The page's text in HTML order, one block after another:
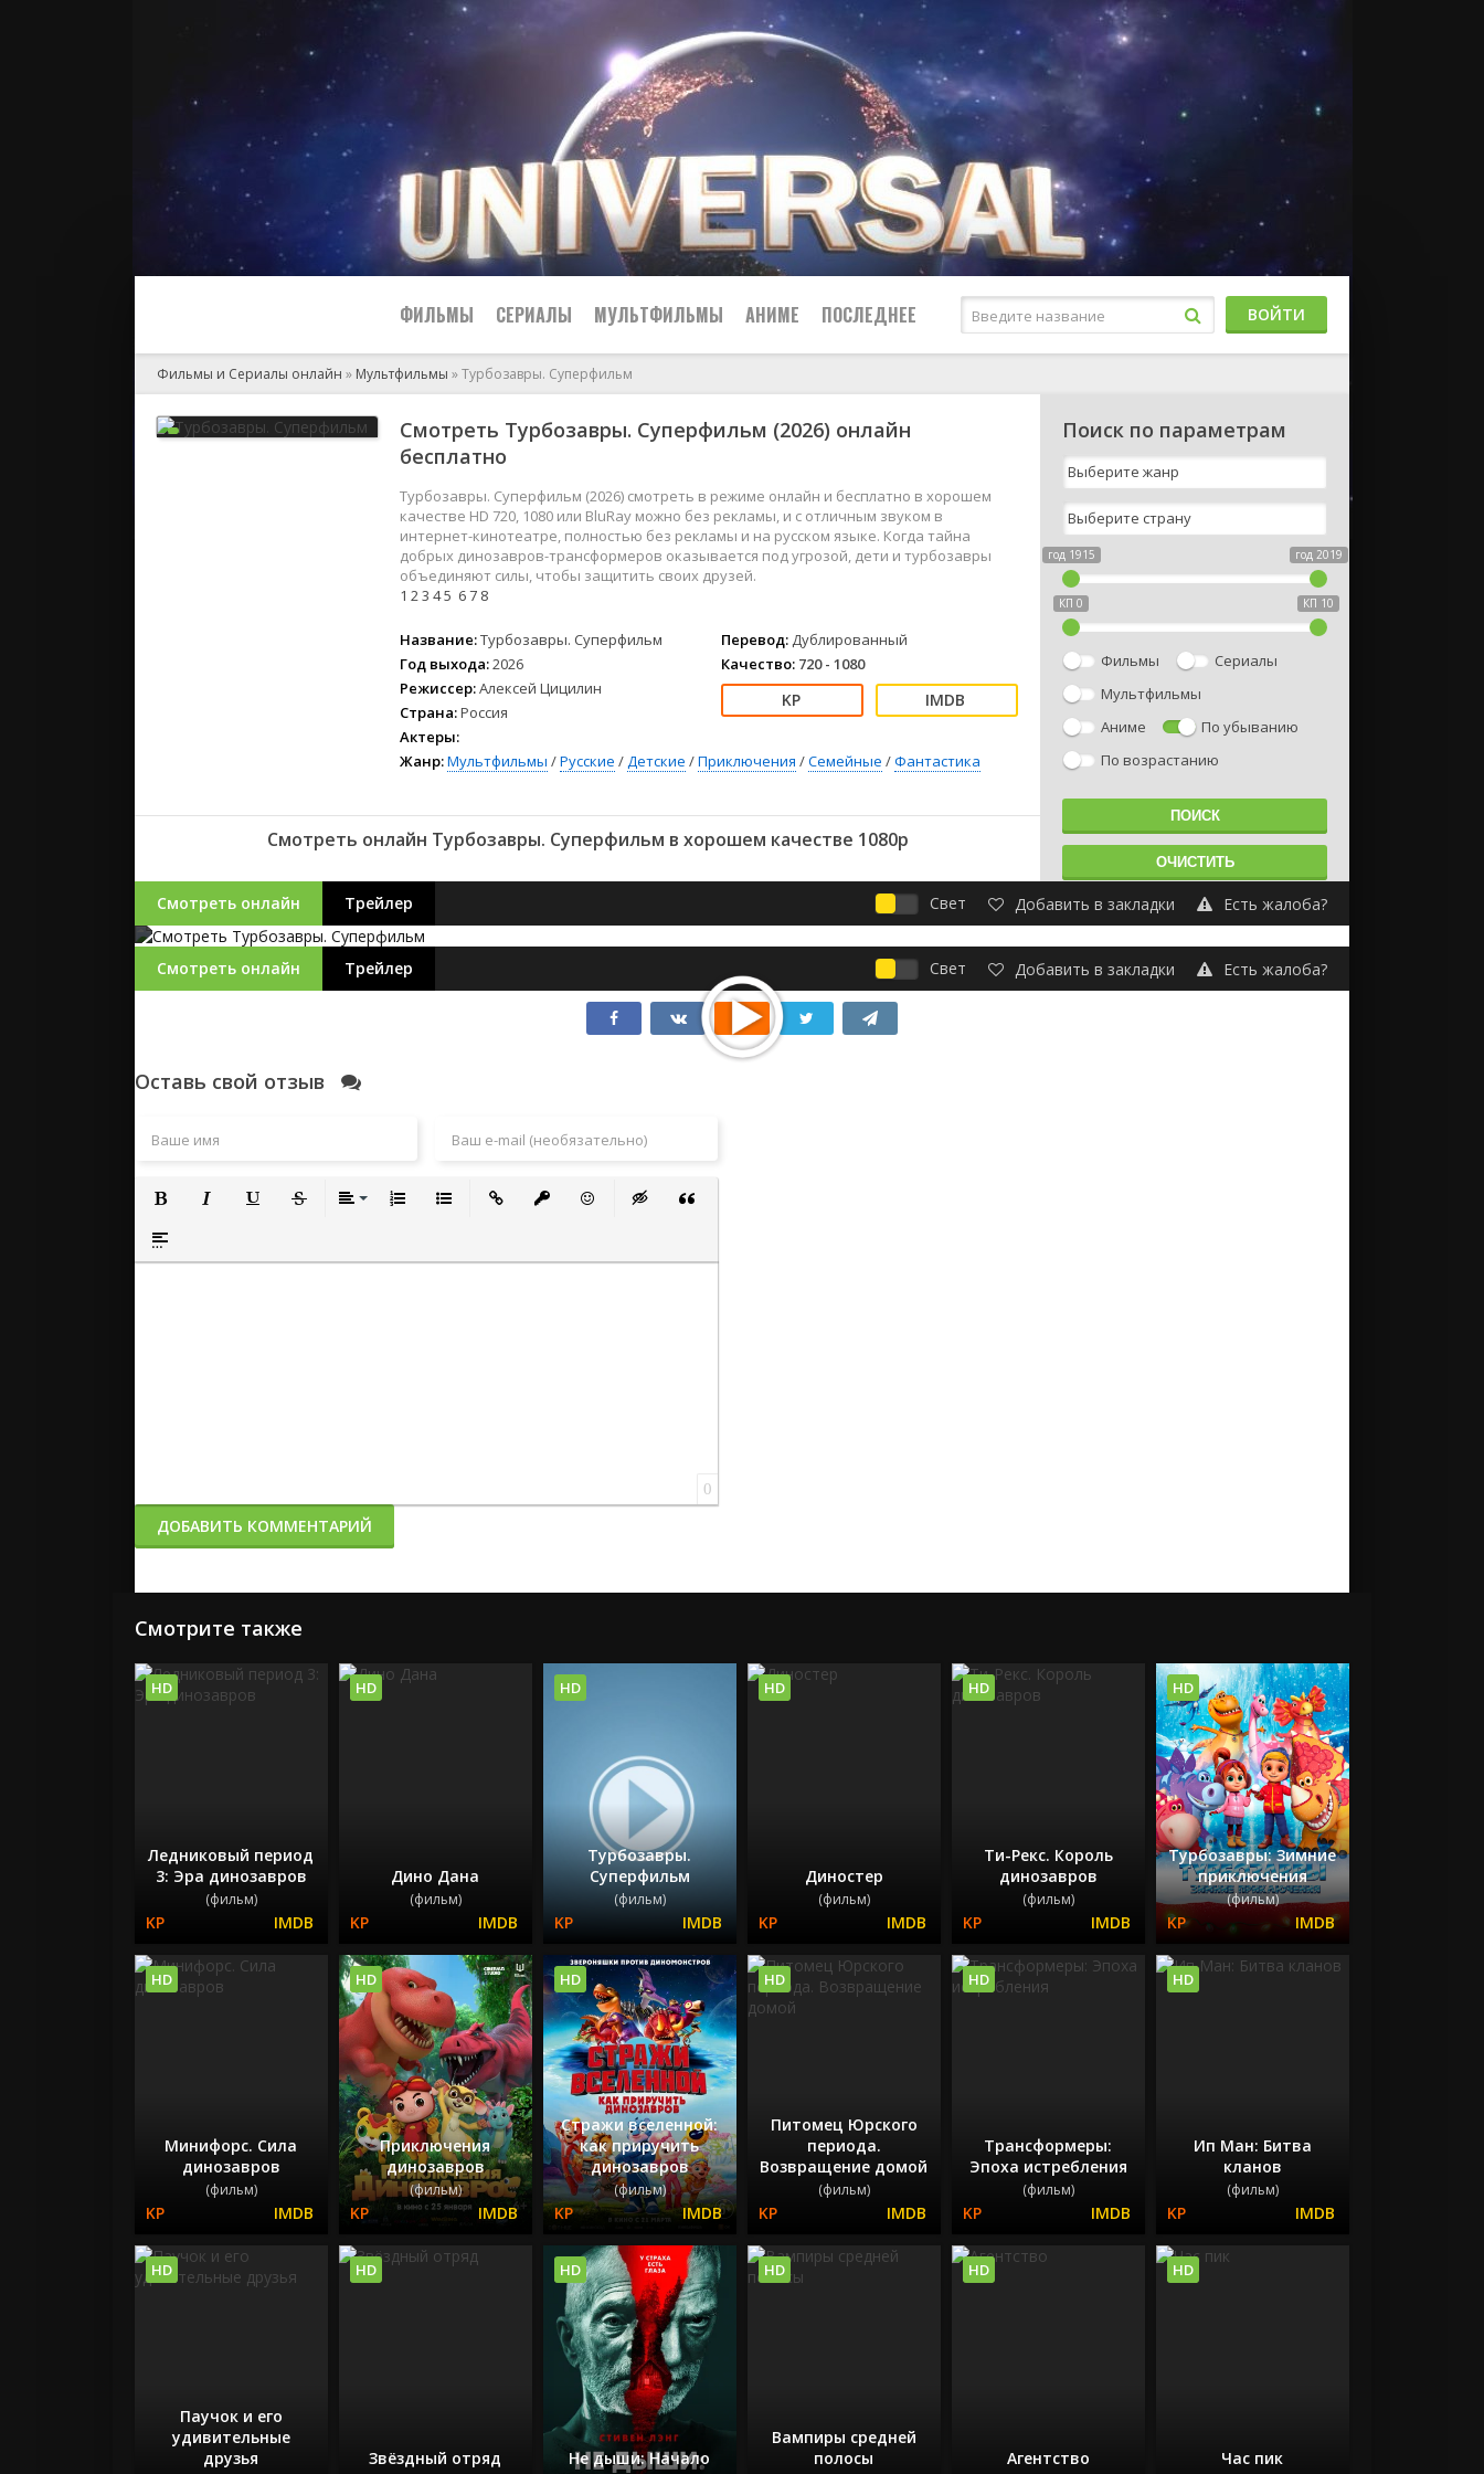
ФИЛЬМЫ
2024
2023
2022
2021
СССР
Зарубежные
Боевики
Детективы
Детские
Драмы
Комедии
Мелодрамы
Семейные
Спорт
Триллеры
Фэнтези
СЕРИАЛЫ МУЛЬТФИЛЬМЫ АНИМЕ ПОСЛЕДНЕЕ
2023
2022
2021
СССР
Зарубежные
Фильмы из соцетей
ВОЙТИ
Фильмы и Сериалы онлайн » Мультфильмы » Турбозавры. Суперфильм
Смотреть Турбозавры. Суперфильм (2026) онлайн
бесплатно
Турбозавры. Суперфильм (2026) смотреть в режиме онлайн и бесплатно в хорошем
качестве HD 720, 1080 или BluRay можно без рекламы, и с отличным звуком в
интернет-кинотеатре, полностью без рекламы и на русском языке. Когда тайна
добрых динозавров-трансформеров оказывается под угрозой, дети и турбозавры
объединяют силы, чтобы защитить своих друзей.
1 23 45 67 8
Название:Турбозавры. Суперфильм
Год выхода:2026
Режиссер:Алексей Цицилин
Страна:Россия
Перевод: Дублированный
Качество: 720 - 1080
Актеры:
Жанр:Мультфильмы /Русские /Детские /Приключения /Семейные /Фантастика
Смотреть онлайн Турбозавры. Суперфильм в хорошем качестве 1080p
Поиск по параметрам
год 1915 год 2019
КП 0 КП 10
Фильмы
Сериалы
Мультфильмы
Аниме
По убыванию
По возрастанию
Смотреть онлайн Трейлер Свет Добавить в закладки Есть жалоба?
Смотреть онлайн Трейлер Свет Добавить в закладки Есть жалоба?
Оставь свой отзыв
Полужирный
Вставка спойлера
0
ДОБАВИТЬ КОММЕНТАРИЙ
Смотрите также
Ледниковый период
3: Эра динозавров
(фильм)
HD
Дино Дана
(фильм)
HD
Турбозавры.
Суперфильм
(фильм)
HD
Диностер
(фильм)
HD
Ти-Рекс. Король
динозавров
(фильм)
HD
Турбозавры: Зимние
приключения
(фильм)
HD
Минифорс. Сила
динозавров
(фильм)
HD
Приключения
динозавров
(фильм)
HD
Стражи вселенной:
как приручить
динозавров
(фильм)
HD
Питомец Юрского
периода.
Возвращение домой
(фильм)
HD
Трансформеры:
Эпоха истребления
(фильм)
HD
Ип Ман: Битва
кланов
(фильм)
HD
Паучок и его
удивительные
друзья
HD
Звёздный отряд
HD
Не дыши: Начало
HD
Вампиры средней
полосы
HD
Агентство
HD
Час пик
HD